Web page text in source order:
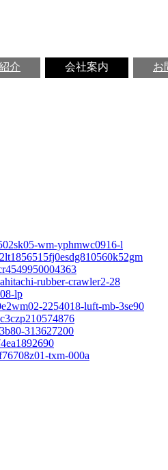
介 会社案内 お
wm-yphmwc0916-l
rubber-crawler2-28
lp
2254018-luft-mb-3se90
313627200
txm-000a